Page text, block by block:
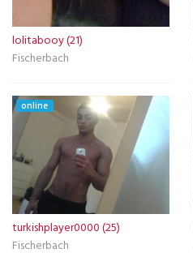
lolitabooy (21)
Fischerbach
online
turkishplayer0000 (25)
Fischerbach